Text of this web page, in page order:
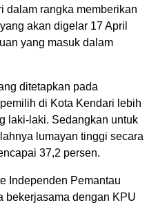
dalam rangka memberikan
akan digelar 17 April
yang masuk dalam
ditetapkan pada
di Kota Kendari lebih
laki-laki. Sedangkan untuk
lumayan tinggi secara
37,2 persen.
Independen Pemantau
bekerjasama dengan KPU